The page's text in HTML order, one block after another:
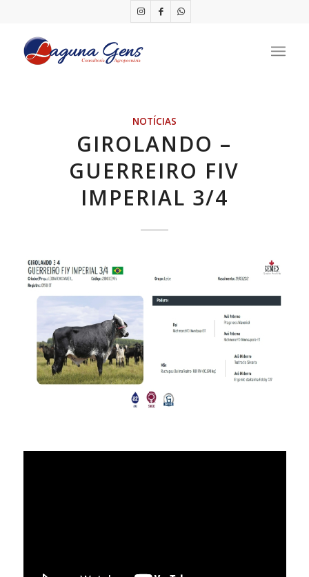
NOTÍCIAS
GIROLANDO –
GUERREIRO FIV
IMPERIAL 3/4